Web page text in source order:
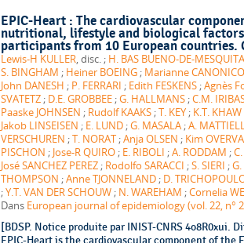
EPIC-Heart : The cardiovascular
nutritional, lifestyle and biological
participants from 10 European countries.
Lewis-H KULLER , disc. ; H. BAS BUENO-DE-MESQUITA
S. BINGHAM ; Heiner BOEING ; Marianne CANONICO
John DANESH ; P. FERRARI ; Edith FESKENS ;Agnès
SVATETZ ; D.E. GROBBEE ;G. HALLMANS ;C.M.
Paaske JOHNSEN ; Rudolf KAAKS ;T. KEY ; K.T. KHAW
Jakob LINSEISEN ; E. LUND ;G. MASALA ;A.
VERSCHUREN ;T. NORAT ;Anja OLSEN ; Kim
PISCHON ; Jose-R QUIRO ; E. RIBOLI ;A. RODDAM ;
José SANCHEZ PEREZ ; Rodolfo SARACCI ;S. SIERI ;G.
THOMPSON ;Anne TJONNELAND ; D.
;Y.T. VAN DER SCHOUW ; N. WAREHAM ;Cornelia
Dans European journal of epidemiology (vol. 22, n°
[BDSP. Notice produite par INIST-CNRS 4o8R0xui.
EPIC-Heart is the cardiovascular component of the